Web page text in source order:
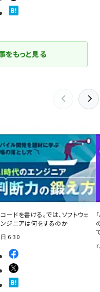
をもっと見る
ードを書ける。では、ソフトウェ
ジニアは何をするのか
6:30